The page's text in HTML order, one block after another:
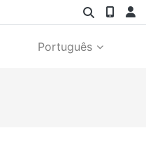
Português